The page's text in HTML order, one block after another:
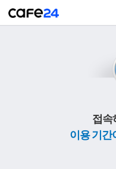
접속
이용 기간